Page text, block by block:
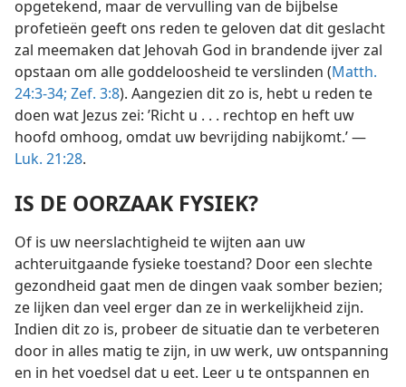
opgetekend, maar de vervulling van de bijbelse
profetieën geeft ons reden te geloven dat dit geslacht
zal meemaken dat Jehovah God in brandende ijver zal
opstaan om alle goddeloosheid te verslinden (Matth.
24:3-34; Zef. 3:8). Aangezien dit zo is, hebt u reden te
doen wat Jezus zei: ’Richt u . . . rechtop en heft uw
hoofd omhoog, omdat uw bevrijding nabijkomt.’ —
Luk. 21:28.
IS DE OORZAAK FYSIEK?
Of is uw neerslachtigheid te wijten aan uw
achteruitgaande fysieke toestand? Door een slechte
gezondheid gaat men de dingen vaak somber bezien;
ze lijken dan veel erger dan ze in werkelijkheid zijn.
Indien dit zo is, probeer de situatie dan te verbeteren
door in alles matig te zijn, in uw werk, uw ontspanning
en in het voedsel dat u eet. Leer u te ontspannen en